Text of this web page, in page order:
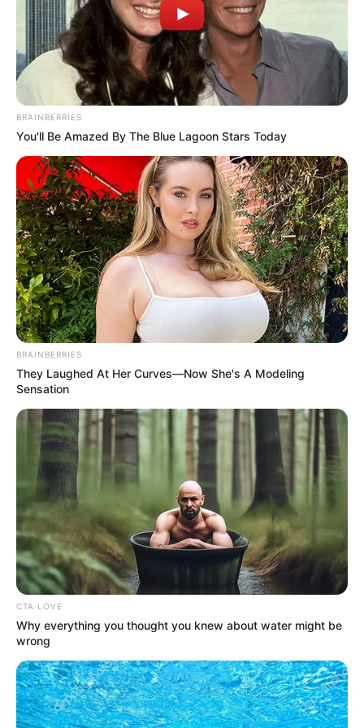
Πρόεδρο της Τουρκικής
Δημοκρατίας Ρ. Τ. Ερντογάν
ΕΙΝΑΙ ΙΔΙΟ. ΕΝΕΡΓΟΠΟΙΗΣΗ
ΙΧΩΡ. ΤΑ ΣΗΜΑΔΙΑ ΕΜΦΑΝΗ,
Η...
Email address:
Όλα τα κείμενα και οι εικόνες είναι πνευματική ιδιοκτησία του
ΝΙΚΟΛΑΟΣ ΑΝΑΞΙΜΑΝΔΡΟΣ. Aπαγορεύεται η αναπαραγωγή, η
αναδημοσίευση και η τροποποίησή τους χωρίς προηγούμενη
γραπτή άδεια του δημιουργού τους. Με επιφύλαξη κάθε νόμιμου
δικαιώματος. Διαβάστε την
Πολιτική Απορρήτου
του website πριν
να το χρησιμοποιήσετε, καθώς χρησιμοποιώντας το την
αποδέχεστε. Ο ιστότοπος διατηρεί το δικαίωμα να τροποποιήσει
τους όρους χρήσης.
Επικοινωνήστε μαζί μας: nikolaosgeor@gmail.com
@2022 - nikolaosanaximandros.gr. All Right Reserved. Designed and
Developed byWeb Technical
BRAINBERRIES
You'll Be Amazed By The Blue Lagoon Stars Today
BRAINBERRIES
They Laughed At Her Curves—Now She's A Modeling
Sensation
CTA LOVE
Why everything you thought you knew about water might be
wrong